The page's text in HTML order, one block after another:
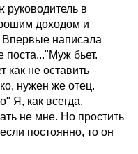
руководитель в
доходом и
написала
поста..."Муж бьет.
как не оставить
нужен же отец.
Я, как всегда,
не мне. Но простить
постоянно, то он